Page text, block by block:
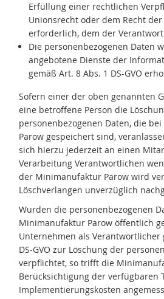
Erfüllung einer rechtlichen
Unionsrecht oder dem Recht
erforderlich, dem der
Die personenbezogenen Daten
angebotene Dienste der
gemäß Art. 8 Abs. 1 DS-GVO
Sofern einer der oben genannten
eine betroffene Person die
personenbezogenen Daten, die
Parow gespeichert sind,
sich hierzu jederzeit an einen
Verarbeitung Verantwortlichen
der Minimanufaktur Parow wird
Löschverlangen unverzüglich
Wurden die personenbezogenen
Minimanufaktur Parow öffentlich
Unternehmen als Verantwortlicher
DS-GVO zur Löschung der
verpflichtet, so trifft die
Berücksichtigung der verfügbaren
Implementierungskosten